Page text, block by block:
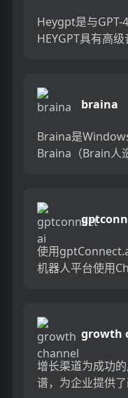
Heygpt是与GPT-
HEYGPT具有高
braina
Braina是
Braina（Brain人
使用
机器人平台使用
growth
增长渠道为成功
谱，为企业提供